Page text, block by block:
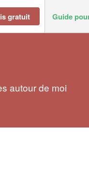
gratuit Guide
autour de moi